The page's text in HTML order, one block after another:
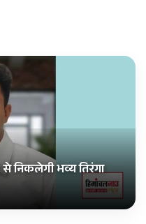
से निकलेगी भव्य तिरंगा